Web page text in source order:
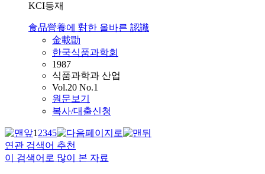
KCI등재
食品營養에 對한 올바른 認識
金載勖
한국식품과학회
1987
식품과학과 산업
Vol.20 No.1
원문보기
복사/대출신청
12345
연관 검색어 추천
이 검색어로 많이 본 자료